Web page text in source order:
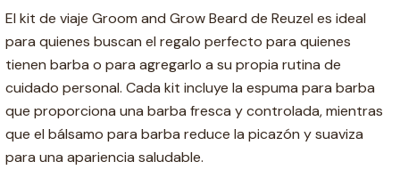
El kit de viaje Groom and Grow Beard de Reuzel es ideal
para quienes buscan el regalo perfecto para quienes
tienen barba o para agregarlo a su propia rutina de
cuidado personal. Cada kit incluye la espuma para barba
que proporciona una barba fresca y controlada, mientras
que el bálsamo para barba reduce la picazón y suaviza
para una apariencia saludable.